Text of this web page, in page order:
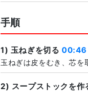
手順
1) 玉ねぎを切る 00:46
玉ねぎは皮をむき、芯を
2) スープストックを